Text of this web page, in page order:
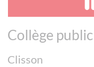
Collège
Clisson